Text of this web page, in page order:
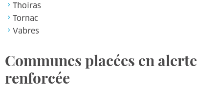
Thoiras
Tornac
Vabres
Communes placées en alerte
renforcée